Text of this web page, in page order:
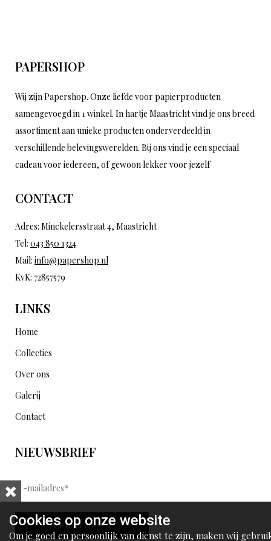
PAPERSHOP
Wij zijn Papershop. Onze liefde voor papierproducten
samengevoegd in 1 winkel. In hartje Maastricht vind je ons breed
assortiment aan unieke producten onderverdeeld in
verschillende belevingswerelden. Bij ons vind je een speciaal
cadeau voor iedereen, of gewoon lekker voor jezelf
CONTACT
Adres: Minckelersstraat 4, Maastricht
Tel: 043 850 1324
Mail: info@papershop.nl
KvK: 72857579
LINKS
Home
Collecties
Over ons
Galerij
Contact
NIEUWSBRIEF
E
-
m
a
VERSTUREN
Cookies op onze website
Om je goed en persoonlijk van dienst te zijn, maken wij